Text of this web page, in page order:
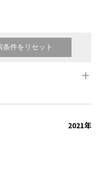
# 漁業支援
2021年